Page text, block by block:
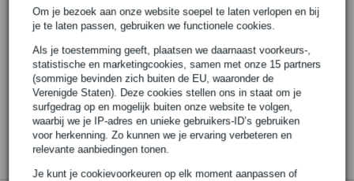
Om je bezoek aan onze website soepel te laten verlopen en bij
je te laten passen, gebruiken we functionele cookies.
Als je toestemming geeft, plaatsen we daarnaast voorkeurs-,
statistische en marketingcookies, samen met onze 15 partners
(sommige bevinden zich buiten de EU, waaronder de
Verenigde Staten). Deze cookies stellen ons in staat om je
surfgedrag op en mogelijk buiten onze website te volgen,
waarbij we je IP-adres en unieke gebruikers-ID’s gebruiken
voor herkenning. Zo kunnen we je ervaring verbeteren en
relevante aanbiedingen tonen.
Je kunt je cookievoorkeuren op elk moment aanpassen of